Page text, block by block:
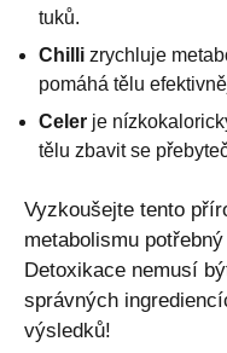
tuků.
Chilli zrychluje
pomáhá tělu
Celer je
tělu zbavit se
Vyzkoušejte tento
metabolismu
Detoxikace nemusí
správných
výsledků!